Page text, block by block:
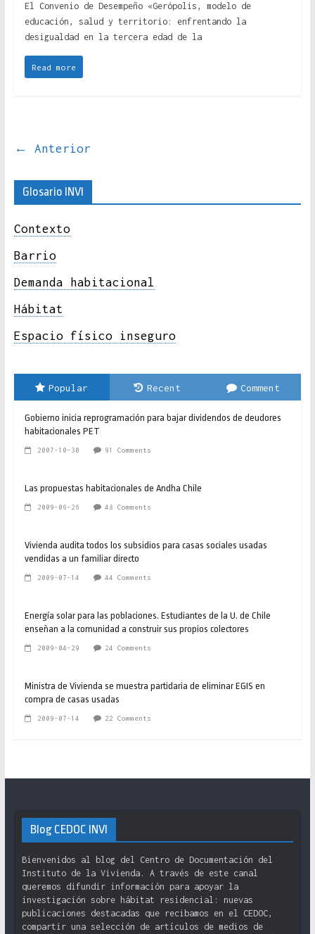
El Convenio de Desempeño «Gerópolis, modelo de
educación, salud y territorio: enfrentando la
desigualdad en la tercera edad de la
Read more
← Anterior
Glosario INVI
Contexto
Barrio
Demanda habitacional
Hábitat
Espacio físico inseguro
Popular Recent Comment
Gobierno inicia reprogramación para bajar dividendos de deudores
habitacionales PET
2007-10-30 91 Comments
Las propuestas habitacionales de Andha Chile
2009-06-26 48 Comments
Vivienda audita todos los subsidios para casas sociales usadas
vendidas a un familiar directo
2009-07-14 44 Comments
Energía solar para las poblaciones. Estudiantes de la U. de Chile
enseñan a la comunidad a construir sus propios colectores
2009-04-29 24 Comments
Ministra de Vivienda se muestra partidaria de eliminar EGIS en
compra de casas usadas
2009-07-14 22 Comments
Blog CEDOC INVI
Bienvenidos al blog del Centro de Documentación del
Instituto de la Vivienda. A través de este canal
queremos difundir información para apoyar la
investigación sobre hábitat residencial: nuevas
publicaciones destacadas que recibamos en el CEDOC,
compartir una selección de artículos de medios de